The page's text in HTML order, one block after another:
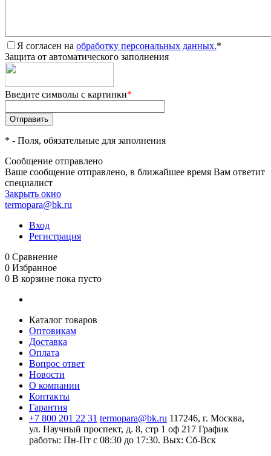
Я согласен на обработку персональных данных.*
Защита от автоматического заполнения
Введите символы с картинки*
* - Поля, обязательные для заполнения
Сообщение отправлено
Ваше сообщение отправлено, в ближайшее время Вам ответит
специалист
Закрыть окно
termopara@bk.ru
Вход
Регистрация
0 Сравнение
0 Избранное
0 В корзине пока пусто
Каталог товаров
Оптовикам
Доставка
Оплата
Вопрос ответ
Новости
О компании
Контакты
Гарантия
+7 800 201 22 31 termopara@bk.ru 117246, г. Москва,
ул. Научный проспект, д. 8, стр 1 оф 217 График
работы: Пн‑Пт с 08:30 до 17:30. Вых: Сб‑Вск